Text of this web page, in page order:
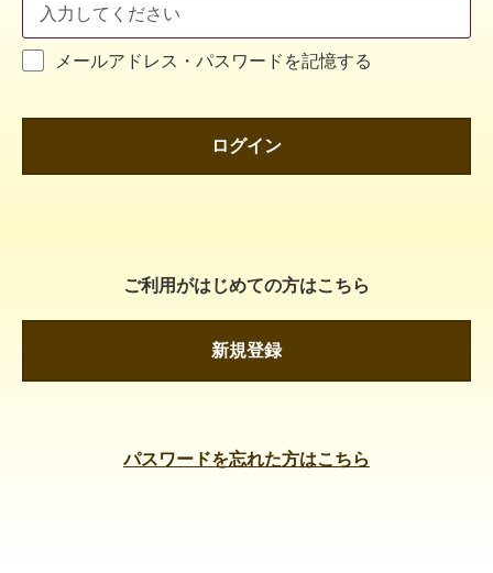
メールアドレス・パスワードを記憶する
ログイン
ご利用がはじめての方はこちら
新規登録
パスワードを忘れた方はこちら